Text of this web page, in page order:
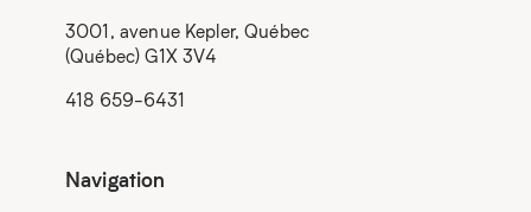
3001, avenue Kepler, Québec
(Québec) G1X 3V4
418 659-6431
Navigation